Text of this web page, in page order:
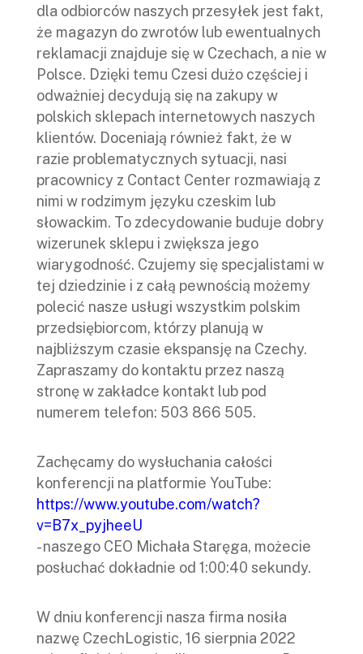
dla odbiorców naszych przesyłek jest fakt,
że magazyn do zwrotów lub ewentualnych
reklamacji znajduje się w Czechach, a nie w
Polsce. Dzięki temu Czesi dużo częściej i
odważniej decydują się na zakupy w
polskich sklepach internetowych naszych
klientów. Doceniają również fakt, że w
razie problematycznych sytuacji, nasi
pracownicy z Contact Center rozmawiają z
nimi w rodzimym języku czeskim lub
słowackim. To zdecydowanie buduje dobry
wizerunek sklepu i zwiększa jego
wiarygodność. Czujemy się specjalistami w
tej dziedzinie i z całą pewnością możemy
polecić nasze usługi wszystkim polskim
przedsiębiorcom, którzy planują w
najbliższym czasie ekspansję na Czechy.
Zapraszamy do kontaktu przez naszą
stronę w zakładce kontakt lub pod
numerem telefon: 503 866 505.
Zachęcamy do wysłuchania całości
konferencji na platformie YouTube:
https://www.youtube.com/watch?
v=B7x_pyjheeU
- naszego CEO Michała Staręga, możecie
posłuchać dokładnie od 1:00:40 sekundy.
W dniu konferencji nasza firma nosiła
nazwę CzechLogistic, 16 sierpnia 2022